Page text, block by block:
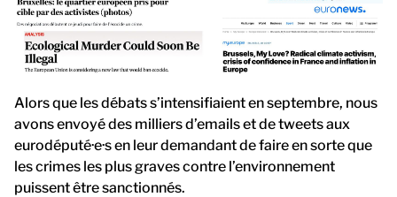
Alors que les débats s’intensifiaient en septembre, nous
avons envoyé des milliers d’emails et de tweets aux
eurodéputé·e·s en leur demandant de faire en sorte que
les crimes les plus graves contre l’environnement
puissent être sanctionnés.